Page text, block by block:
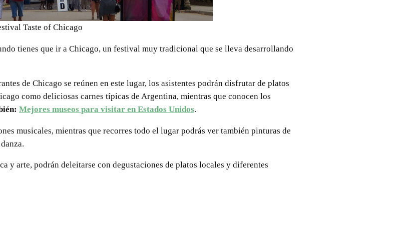
Taste of Chicago
tienes que ir a Chicago, un festival muy tradicional que se lleva desarrollando
de Chicago se reúnen en este lugar, los asistentes podrán disfrutar de platos
como deliciosas carnes típicas de Argentina, mientras que conocen los
Mejores museos para visitar en Estados Unidos.
musicales, mientras que recorres todo el lugar podrás ver también pinturas de
y arte, podrán deleitarse con degustaciones de platos locales y diferentes